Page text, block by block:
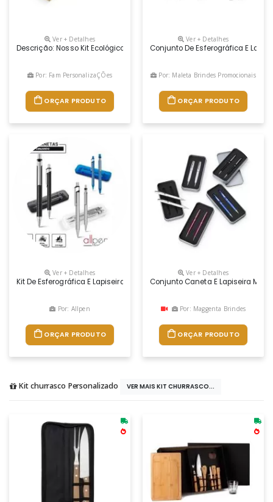
Ver + Detalhes
Descrição: Nosso Kit Ecológico De Caneta E Lapiseira De Bambu É
Por: Fam PersonalizaÇÕes
ORÇAR PRODUTO
Ver + Detalhes
Conjunto De Esferográfica E
Por: Maleta Brindes Promocionais
ORÇAR PRODUTO
Ver + Detalhes
Kit De Esferográfica E Lapiseira. Alumínio. Esferográfica: 1,5km De
Por: Allpen
ORÇAR PRODUTO
Ver + Detalhes
Conjunto Caneta E Lapiseira
Por: Maggenta Brindes
ORÇAR PRODUTO
Kit churrasco Personalizado VER MAIS KIT CHURRASCO...